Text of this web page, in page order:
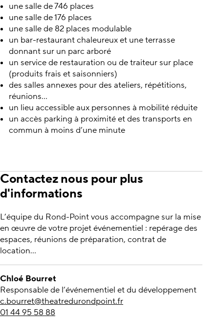
une salle de 746 places
une salle de 176 places
une salle de 82 places modulable
un bar-restaurant chaleureux et une terrasse
donnant sur un parc arboré
un service de restauration ou de traiteur sur place
(produits frais et saisonniers)
des salles annexes pour des ateliers, répétitions,
réunions...
un lieu accessible aux personnes à mobilité réduite
un accès parking à proximité et des transports en
commun à moins d’une minute
Contactez nous pour plus
d'informations
L’équipe du Rond-Point vous accompagne sur la mise
en œuvre de votre projet événementiel : repérage des
espaces, réunions de préparation, contrat de
location…
Chloé Bourret
Responsable de l’événementiel et du développement
c.bourret@theatredurondpoint.fr
01 44 95 58 88